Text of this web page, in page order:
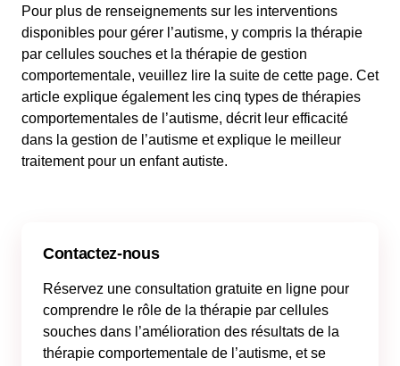
Pour plus de renseignements sur les interventions
disponibles pour gérer l’autisme, y compris la thérapie
par cellules souches et la thérapie de gestion
comportementale, veuillez lire la suite de cette page. Cet
article explique également les cinq types de thérapies
comportementales de l’autisme, décrit leur efficacité
dans la gestion de l’autisme et explique le meilleur
traitement pour un enfant autiste.
Contactez-nous
Réservez une consultation gratuite en ligne pour
comprendre le rôle de la thérapie par cellules
souches dans l’amélioration des résultats de la
thérapie comportementale de l’autisme, et se